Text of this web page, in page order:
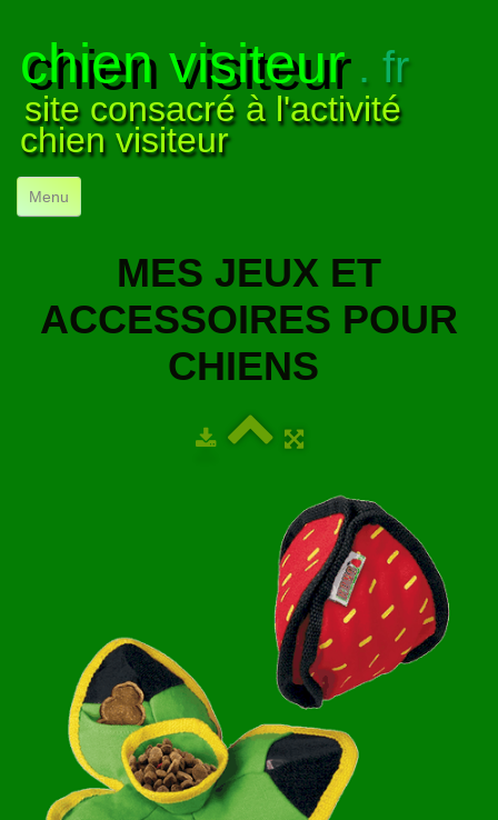
chien visiteur. fr
site consacré à l'activité
chien visiteur
Menu
NOTRE ACTIVITÉ ▼
MES JEUX ET
ACCESSOIRES POUR
CHIENS